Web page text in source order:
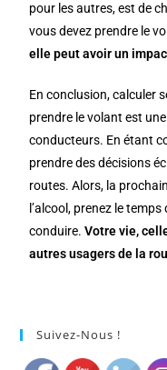
pour les autres, est de
vous devez prendre le
elle peut avoir un
En conclusion, calculer
prendre le volant est
conducteurs. En étant
prendre des décisions
routes. Alors, la
l’alcool, prenez le
conduire.Votre vie,
autres usagers de la
Suivez-Nous !